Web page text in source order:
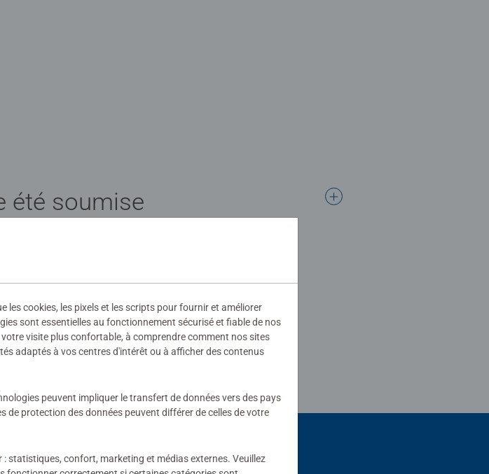
été soumise
les cookies, les pixels et les scripts pour fournir et améliorer
sont essentielles au fonctionnement sécurisé et fiable de nos
visite plus confortable, à comprendre comment nos sites
adaptés à vos centres d'intérêt ou à afficher des contenus
peuvent impliquer le transfert de données vers des pays
de protection des données peuvent différer de celles de votre
statistiques, confort, marketing et médias externes. Veuillez